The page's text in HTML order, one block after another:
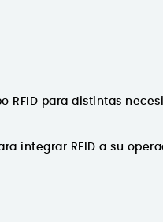
RFID para distintas
integrar RFID a su